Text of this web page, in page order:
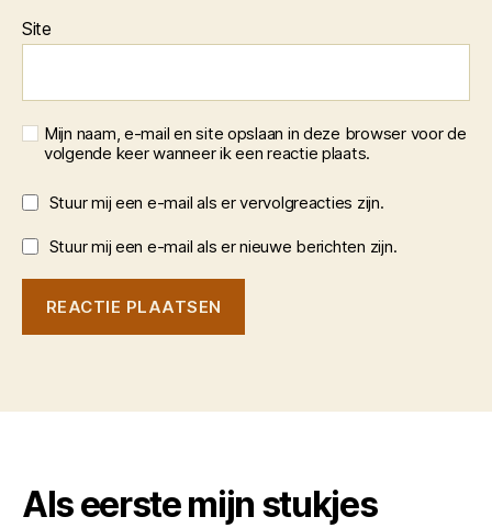
Site
Mijn naam, e-mail en site opslaan in deze browser voor de
volgende keer wanneer ik een reactie plaats.
Stuur mij een e-mail als er vervolgreacties zijn.
Stuur mij een e-mail als er nieuwe berichten zijn.
Als eerste mijn stukjes